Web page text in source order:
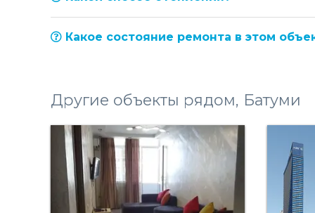
Какое состояние ремонта в этом
Другие объекты рядом, Батуми